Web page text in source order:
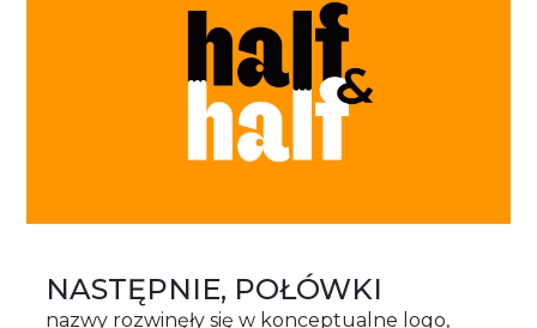
NASTĘPNIE, POŁÓWKI
nazwy rozwinęły się w konceptualne logo,